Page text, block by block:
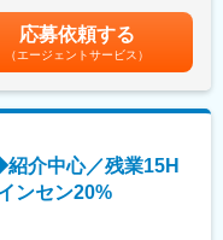
り入れた資金計画の立案
ーと、運用戦略の見直し
?社5年?750万?33歳?社7
の金額であり、選考を通じ
額)は固定手当を含めた表記
応募依頼する
（エージェントサービス）
介中心／残業15H
ンセン20%